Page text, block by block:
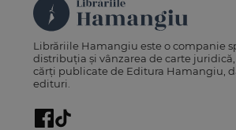
Librăriile Hamangiu este o companie
distribuția și vânzarea de carte
cărți publicate de Editura Hamangiu,
edituri.